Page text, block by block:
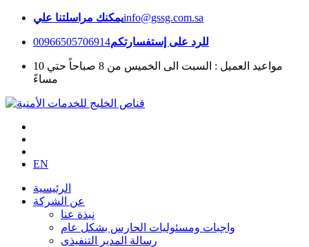
يمكنك مراسلتنا عليinfo@gssg.com.sa
للرد على إستفسارتكم00966505706914
مواعيد العميل : السبت الى الخميس من 8 صباحاً حتي 10
مساءً
EN
الرئيسية
عن الشركة
نبذة عنا
واجبات ومسئوليات الحارس بشكل عام
رسالة المدير التنفيذى